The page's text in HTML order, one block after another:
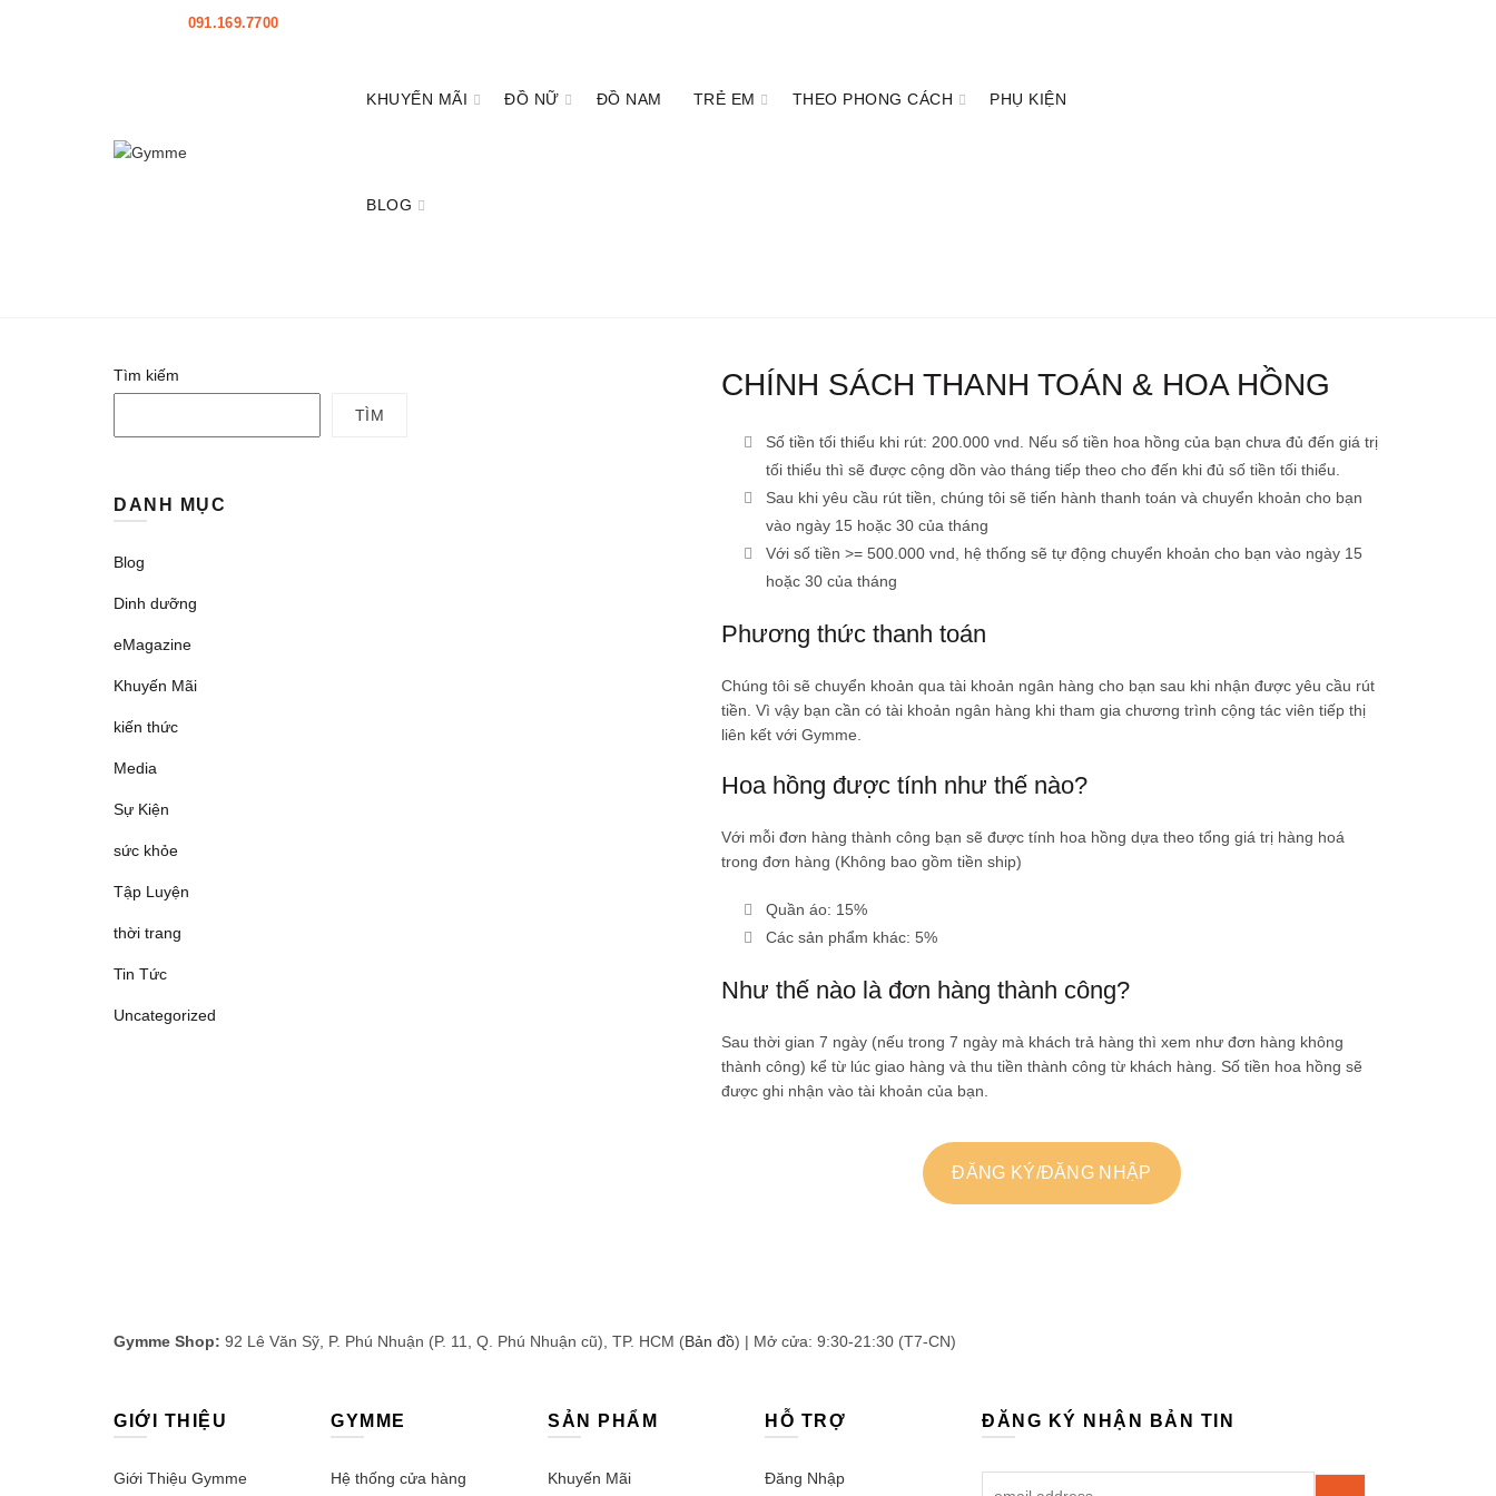
091.169.7700
KHUYẾN MÃI ĐỒ NỮ ĐỒ NAM TRẺ EM THEO PHONG CÁCH PHỤ KIỆN
BLOG
CHÍNH SÁCH THANH TOÁN & HOA HỒNG
Số tiền tối thiểu khi rút: 200.000 vnd. Nếu số tiền hoa hồng của bạn chưa đủ đến giá trị
tối thiểu thì sẽ được cộng dồn vào tháng tiếp theo cho đến khi đủ số tiền tối thiểu.
Sau khi yêu cầu rút tiền, chúng tôi sẽ tiến hành thanh toán và chuyển khoản cho bạn
vào ngày 15 hoặc 30 của tháng
Với số tiền >= 500.000 vnd, hệ thống sẽ tự động chuyển khoản cho bạn vào ngày 15
hoặc 30 của tháng
Phương thức thanh toán
Chúng tôi sẽ chuyển khoản qua tài khoản ngân hàng cho bạn sau khi nhận được yêu cầu rút
tiền. Vì vậy bạn cần có tài khoản ngân hàng khi tham gia chương trình cộng tác viên tiếp thị
liên kết với Gymme.
Hoa hồng được tính như thế nào?
Với mỗi đơn hàng thành công bạn sẽ được tính hoa hồng dựa theo tổng giá trị hàng hoá
trong đơn hàng (Không bao gồm tiền ship)
Quần áo: 15%
Các sản phẩm khác: 5%
Như thế nào là đơn hàng thành công?
Sau thời gian 7 ngày (nếu trong 7 ngày mà khách trả hàng thì xem như đơn hàng không
thành công) kể từ lúc giao hàng và thu tiền thành công từ khách hàng. Số tiền hoa hồng sẽ
được ghi nhận vào tài khoản của bạn.
ĐĂNG KÝ/ĐĂNG NHẬP
Tìm kiếm
TÌM
DANH MỤC
Blog
Dinh dưỡng
eMagazine
Khuyến Mãi
kiến thức
Media
Sự Kiện
sức khỏe
Tập Luyện
thời trang
Tin Tức
Uncategorized
Gymme Shop: 92 Lê Văn Sỹ, P. Phú Nhuận (P. 11, Q. Phú Nhuận cũ), TP. HCM (Bản đồ) | Mở cửa: 9:30-21:30 (T7-CN)
GIỚI THIỆU
Giới Thiệu Gymme
GYMME
Hệ thống cửa hàng
SẢN PHẨM
Khuyến Mãi
HỖ TRỢ
Đăng Nhập
ĐĂNG KÝ NHẬN BẢN TIN